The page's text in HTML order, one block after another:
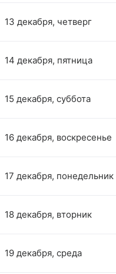
13 декабря, четверг
14 декабря, пятница
15 декабря, суббота
16 декабря, воскресенье
17 декабря, понедельник
18 декабря, вторник
19 декабря, среда